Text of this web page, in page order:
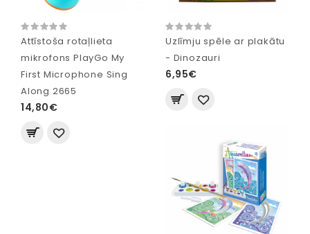
Attīstoša rotaļlieta
mikrofons PlayGo My
First Microphone Sing
Along 2665
14,80€
Uzlīmju spēle ar plakātu
- Dinozauri
6,95€